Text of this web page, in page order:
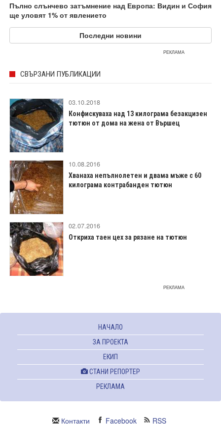
Пълно слънчево затъмнение над Европа: Видин и София
ще уловят 1% от явлението
Последни новини
РЕКЛАМА
СВЪРЗАНИ ПУБЛИКАЦИИ
03.10.2018
Конфискуваха над 13 килограма безакцизен
тютюн от дома на жена от Вършец
10.08.2016
Хванаха непълнолетен и двама мъже с 60
килограма контрабанден тютюн
02.07.2016
Откриха таен цех за рязане на тютюн
РЕКЛАМА
НАЧАЛО
ЗА ПРОЕКТА
ЕКИП
СТАНИ РЕПОРТЕР
РЕКЛАМА
Контакти Facebook RSS